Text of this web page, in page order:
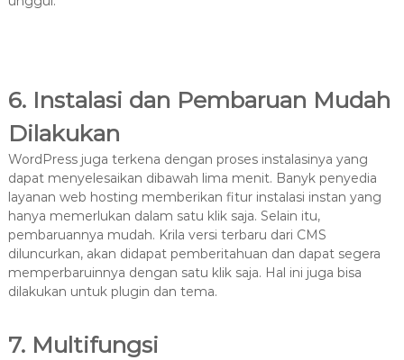
6. Instalasi dan Pembaruan Mudah
Dilakukan
WordPress juga terkena dengan proses instalasinya yang
dapat menyelesaikan dibawah lima menit. Banyk penyedia
layanan web hosting memberikan fitur instalasi instan yang
hanya memerlukan dalam satu klik saja. Selain itu,
pembaruannya mudah. Krila versi terbaru dari CMS
diluncurkan, akan didapat pemberitahuan dan dapat segera
memperbaruinnya dengan satu klik saja. Hal ini juga bisa
dilakukan untuk plugin dan tema.
7. Multifungsi